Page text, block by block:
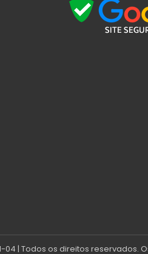
04 | Todos os direitos